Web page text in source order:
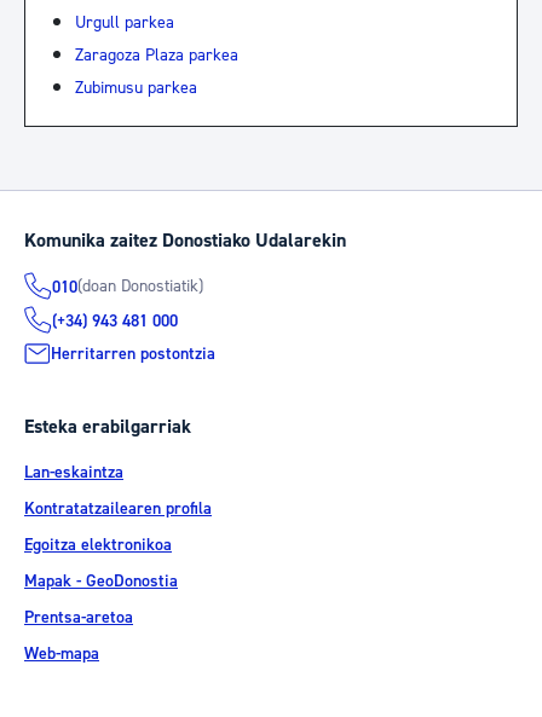
Urgull parkea
Zaragoza Plaza parkea
Zubimusu parkea
Komunika zaitez Donostiako Udalarekin
010(doan Donostiatik)
(+34) 943 481 000
Herritarren postontzia
Esteka erabilgarriak
Lan-eskaintza
Kontratatzailearen profila
Egoitza elektronikoa
Mapak - GeoDonostia
Prentsa-aretoa
Web-mapa